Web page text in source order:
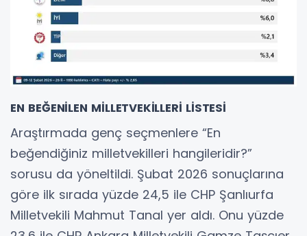
EN BEĞENİLEN MİLLETVEKİLLERİ LİSTESİ
Araştırmada genç seçmenlere “En
beğendiğiniz milletvekilleri hangileridir?”
sorusu da yöneltildi. Şubat 2026 sonuçlarına
göre ilk sırada yüzde 24,5 ile CHP Şanlıurfa
Milletvekili Mahmut Tanal yer aldı. Onu yüzde